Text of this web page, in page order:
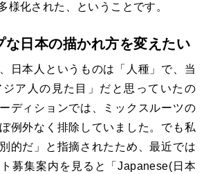
様化された、ということです。
な日本の描かれ方を変えたい
日本人というものは「人種」で、当
ア人の見た目」だと思っていたの
ディションでは、ミックスルーツの
例外なく排除していました。でも私
的だ」と指摘されたため、最近では
募集案内を見ると「Japanese(日本